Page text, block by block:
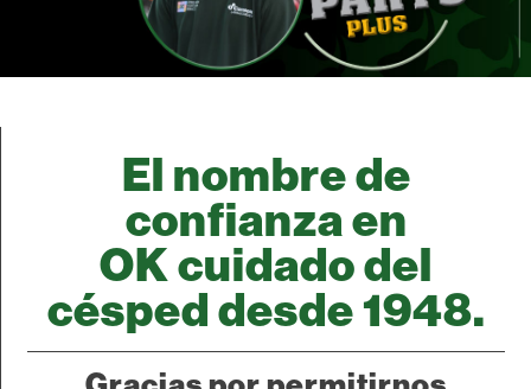
El nombre de
confianza en
OK cuidado del
céspeddesde 1948.